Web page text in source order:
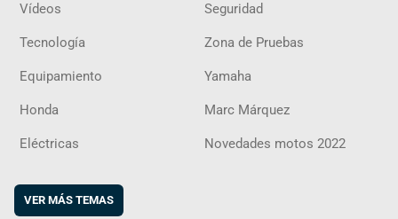
Vídeos Seguridad
Tecnología Zona de Pruebas
Equipamiento Yamaha
Honda Marc Márquez
Eléctricas Novedades motos 2022
VER MÁS TEMAS